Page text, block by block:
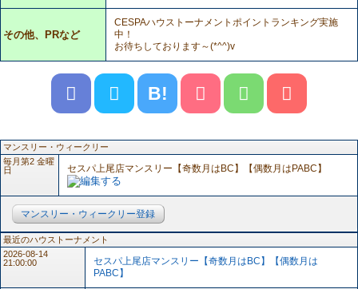
その他、PRなど
CESPAハウストーナメントポイントランキング実施
中！
お待ちしております～(*^^)v
B!
マンスリー・ウィークリー
毎月第2 金曜
日
セスパ上尾店マンスリー【奇数月はBC】【偶数月はPABC】
マンスリー・ウィークリー登録
最近のハウストーナメント
2026-08-14
21:00:00
セスパ上尾店マンスリー【奇数月はBC】【偶数月は
PABC】